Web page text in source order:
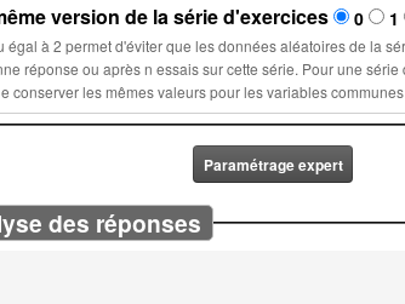
version de la série d'exercices 0 1
série d'exercices ne changent lors d'un nouvel essai : ces
série. Pour une série d'exercices dont l'ordre est fixé, sélectionner un nombre n
Paramétrage expert
des réponses